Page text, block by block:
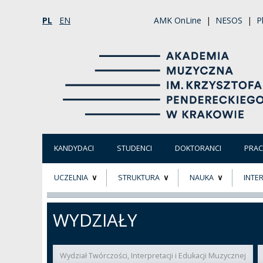
PL EN AMK OnLine | NESOS |
KANDYDACI STUDENCI DOKTORANCI
UCZELNIA STRUKTURA NAUKA
WYDZIAŁY
Wydział Twórczości, Interpretacji i Edukacji Muzycznej